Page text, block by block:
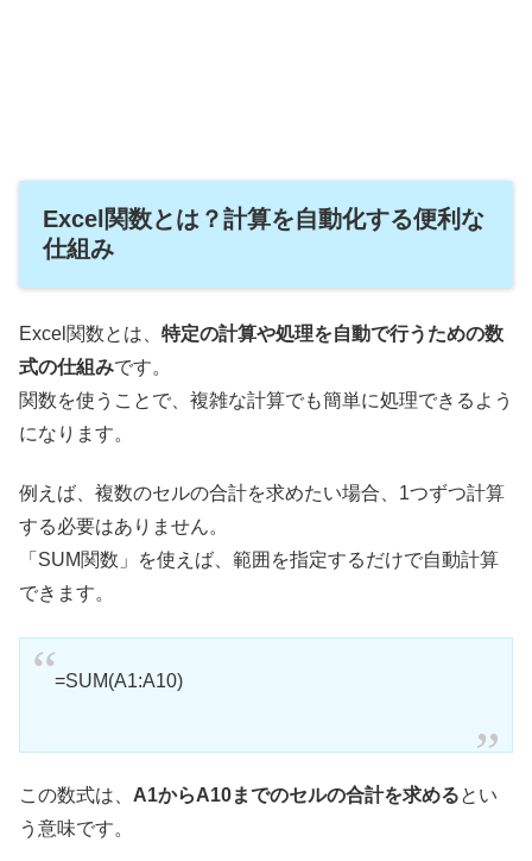
Excel関数とは？計算を自動化する便利な
仕組み
Excel関数とは、 特定の計算や処理を自動で行うための数
式の仕組みです。
関数を使うことで、複雑な計算でも簡単に処理できるよう
になります。
例えば、複数のセルの合計を求めたい場合、1つずつ計算
する必要はありません。
「SUM関数」を使えば、範囲を指定するだけで自動計算
できます。
=SUM(A1:A10)
この数式は、 A1からA10までのセルの合計を求めるとい
う意味です。